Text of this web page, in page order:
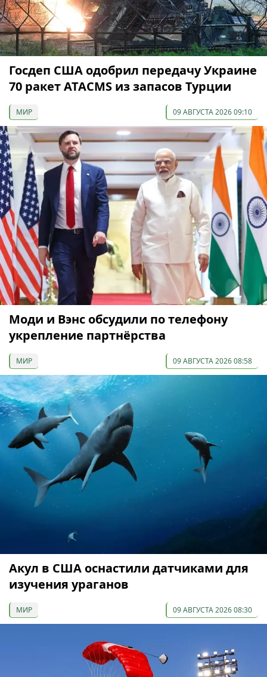
Госдеп США одобрил передачу Украине
70 ракет ATACMS из запасов Турции
МИР 09 АВГУСТА 2026 09:10
Моди и Вэнс обсудили по телефону
укрепление партнёрства
МИР 09 АВГУСТА 2026 08:58
Акул в США оснастили датчиками для
изучения ураганов
МИР 09 АВГУСТА 2026 08:30